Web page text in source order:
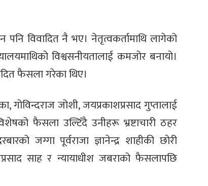
विवादित नै भए। नेतृत्वकर्तामाथि लागेको
विश्वसनीयतालाई कमजोर बनायो।
फैसला गरेका थिए।
जोशी, जयप्रकाशप्रसाद गुप्तालाई
फैसला उल्टिँदै उनीहरू भ्रष्टाचारी ठहर
जग्गा पूर्वराजा ज्ञानेन्द्र शाहीकी छोरी
साह र न्यायाधीश जबराको फैसलापछि